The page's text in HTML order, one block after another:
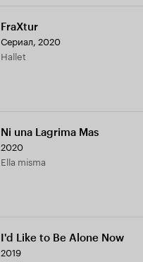
FraXtur
Сериал, 2020
Hallet
Ni una Lagrima Mas
2020
Ella misma
I'd Like to Be Alone Now
2019